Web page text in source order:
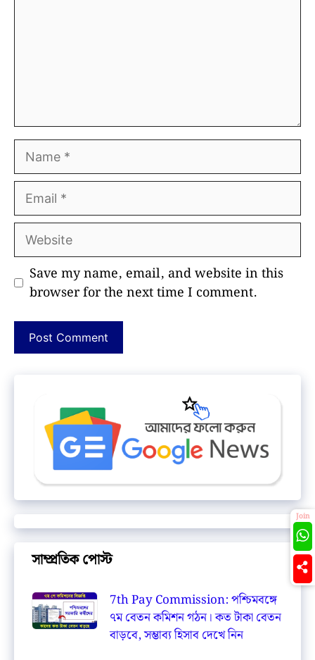
Name
Email
Website
Save my name, email, and website in this
browser for the next time I comment.
সাম্প্রতিক পোস্ট
7th Pay Commission: পশ্চিমবঙ্গে
৭ম বেতন কমিশন গঠন। কত টাকা বেতন
বাড়বে, সম্ভাব্য হিসাব দেখে নিন
Join